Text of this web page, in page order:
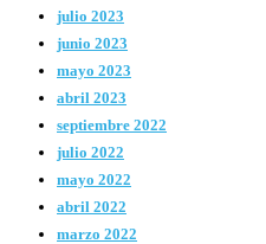
julio 2023
junio 2023
mayo 2023
abril 2023
septiembre 2022
julio 2022
mayo 2022
abril 2022
marzo 2022